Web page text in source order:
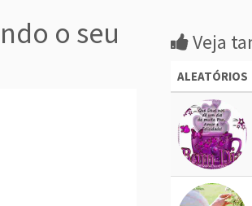
o seu
Veja
ALEATÓRIOS